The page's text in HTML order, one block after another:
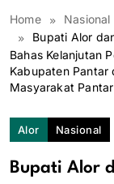
Home
Nasional
Bupati Alor
Bahas Kelanjutan
Kabupaten Pantar
Masyarakat Pantar
Alor Nasional
Bupati Alor